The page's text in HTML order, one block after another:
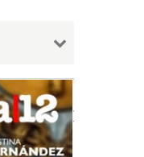
Fernández